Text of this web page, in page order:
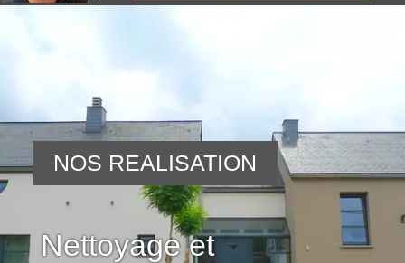
Nettoyage et
NOS REALISATION